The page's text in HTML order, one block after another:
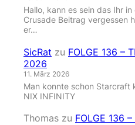
Hallo, kann es sein das Ihr
Crusade Beitrag vergessen
er…
SicRat zu FOLGE 136 –
2026
11. März 2026
Man konnte schon Starcraft
NIX INFINITY
Thomas zu FOLGE 136